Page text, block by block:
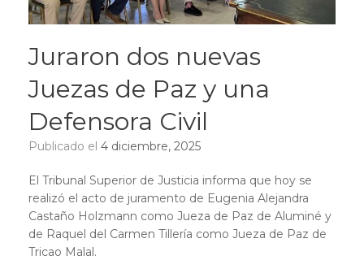
Juraron dos nuevas
Juezas de Paz y una
Defensora Civil
Publicado el 4 diciembre, 2025
El Tribunal Superior de Justicia informa que hoy se
realizó el acto de juramento de Eugenia Alejandra
Castaño Holzmann como Jueza de Paz de Aluminé y
de Raquel del Carmen Tillería como Jueza de Paz de
Tricao Malal.